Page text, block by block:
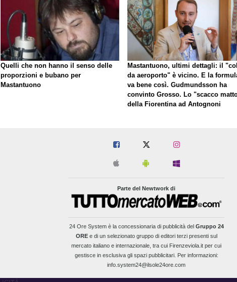
Quelli che non hanno il senso delle
proporzioni e bubano per
Mastantuono
Mastantuono, ultimi dettagli: il
da aeroporto" è vicino. E la
va bene così. Gudmundsson ha
convinto Grosso. Lo "scacco
della Fiorentina ad Antognoni
Parte del Newtwork di
24 Ore Systemè la concessionaria di pubblicità del Gruppo 24
OREe di un selezionato gruppo di editori terzi presenti sul
mercato italiano e internazionale, tra cui Firenzeviola.it per cui
gestisce in esclusiva gli spazi pubblicitari. Per informazioni:
info.system24@ilsole24ore.com